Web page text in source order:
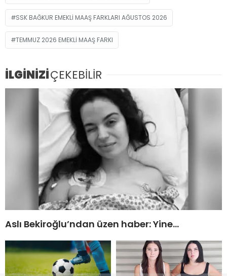
SSK BAĞKUR EMEKLI MAAŞ FARKLARI AĞUSTOS 2026
TEMMUZ 2026 EMEKLI MAAŞ FARKI
İLGİNİZİÇEKEBİLİR
Aslı Bekiroğlu’ndan üzen haber: Yine…